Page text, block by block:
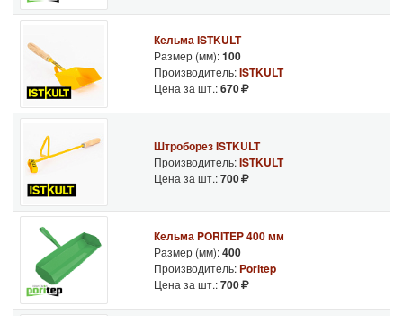
Кельма ISTKULT
Размер (мм):100
Производитель:ISTKULT
Цена за шт.:670
Штроборез ISTKULT
Производитель:ISTKULT
Цена за шт.:700
Кельма PORITEP 400 мм
Размер (мм):400
Производитель: Poritep
Цена за шт.:700